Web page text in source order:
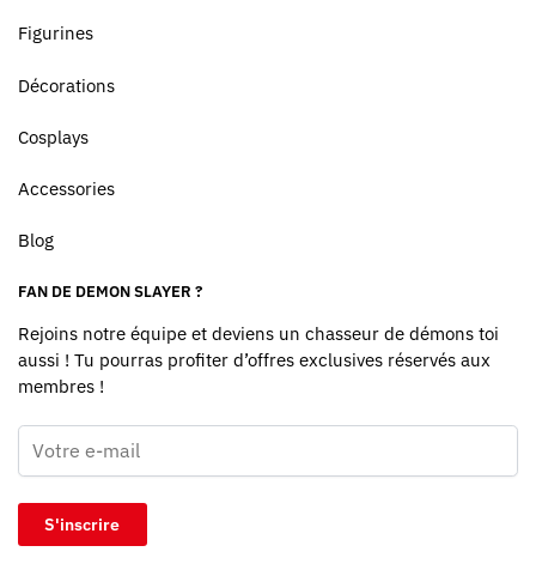
Figurines
Décorations
Cosplays
Accessories
Blog
FAN DE DEMON SLAYER ?
Rejoins notre équipe et deviens un chasseur de démons toi
aussi ! Tu pourras profiter d’offres exclusives réservés aux
membres !